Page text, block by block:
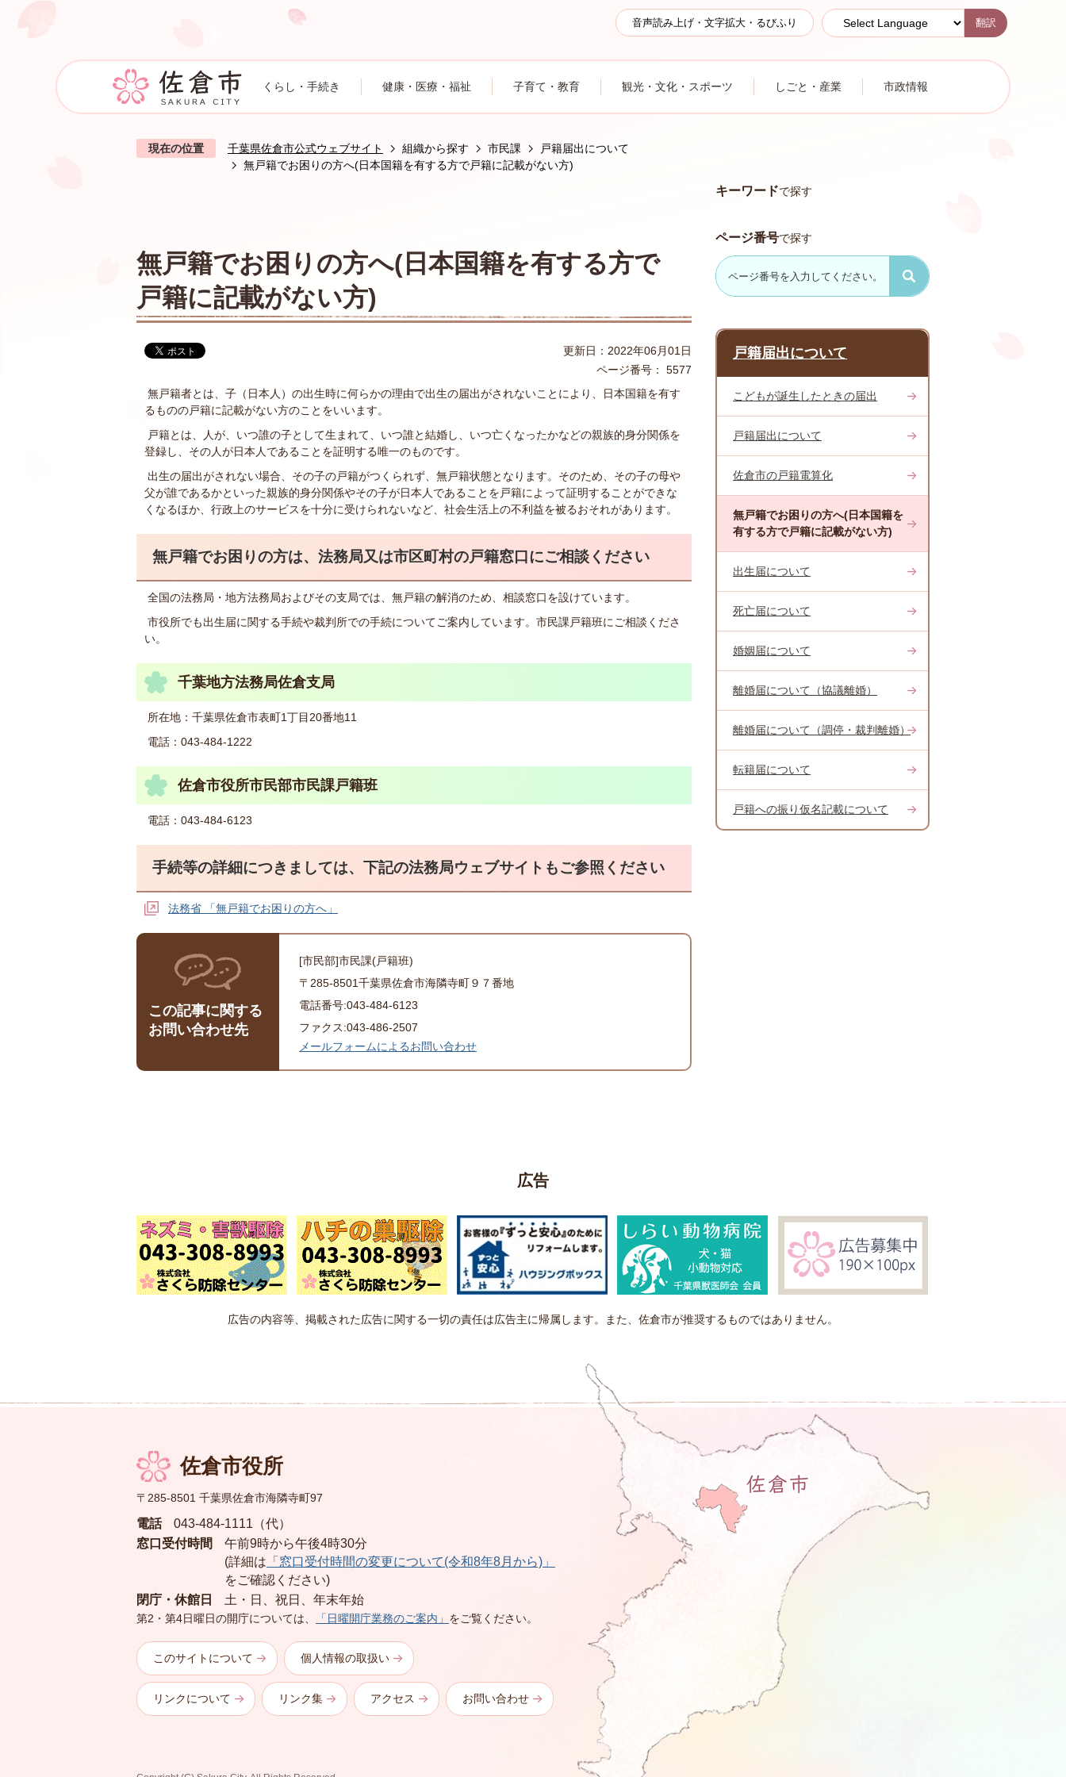
音声読み上げ・文字拡大・るびふり 翻訳
くらし・手続き 健康・医療・福祉 子育て・教育 観光・文化・スポーツ しごと・産業 市政情報
現在の位置 千葉県佐倉市公式ウェブサイト 組織から探す 市民課
戸籍届出について
無戸籍でお困りの方へ(日本国籍を有する方で戸籍に記載がない方)
無戸籍でお困りの方へ(日本国籍を有する方で
戸籍に記載がない方)
更新日：2022年06月01日
ページ番号：
5577
無戸籍者とは、子（日本人）の出生時に何らかの理由で出生の届出がされないことにより、日本国籍を有す
るものの戸籍に記載がない方のことをいいます。
戸籍とは、人が、いつ誰の子として生まれて、いつ誰と結婚し、いつ亡くなったかなどの親族的身分関係を
登録し、その人が日本人であることを証明する唯一のものです。
出生の届出がされない場合、その子の戸籍がつくられず、無戸籍状態となります。そのため、その子の母や
父が誰であるかといった親族的身分関係やその子が日本人であることを戸籍によって証明することができな
くなるほか、行政上のサービスを十分に受けられないなど、社会生活上の不利益を被るおそれがあります。
無戸籍でお困りの方は、法務局又は市区町村の戸籍窓口にご相談ください
全国の法務局・地方法務局およびその支局では、無戸籍の解消のため、相談窓口を設けています。
市役所でも出生届に関する手続や裁判所での手続についてご案内しています。市民課戸籍班にご相談くださ
い。
千葉地方法務局佐倉支局
所在地：千葉県佐倉市表町1丁目20番地11
電話：043-484-1222
佐倉市役所市民部市民課戸籍班
電話：043-484-6123
手続等の詳細につきましては、下記の法務局ウェブサイトもご参照ください
法務省 「無戸籍でお困りの方へ」
この記事に関する
お問い合わせ先
[市民部]市民課(戸籍班)
〒285-8501千葉県佐倉市海隣寺町９７番地
電話番号:043-484-6123
ファクス:043-486-2507
メールフォームによるお問い合わせ
キーワードで探す
ページ番号で探す
戸籍届出について
こどもが誕生したときの届出
戸籍届出について
佐倉市の戸籍電算化
無戸籍でお困りの方へ(日本国籍を
有する方で戸籍に記載がない方)
出生届について
死亡届について
婚姻届について
離婚届について（協議離婚）
離婚届について（調停・裁判離婚）
転籍届について
戸籍への振り仮名記載について
広告
広告の内容等、掲載された広告に関する一切の責任は広告主に帰属します。また、佐倉市が推奨するものではありません。
佐倉市役所
〒285-8501 千葉県佐倉市海隣寺町97
電話
043-484-1111（代）
窓口受付時間
午前9時から午後4時30分
(詳細は 「窓口受付時間の変更について(令和8年8月から)」
をご確認ください)
閉庁・休館日
土・日、祝日、年末年始
第2・第4日曜日の開庁については、 「日曜開庁業務のご案内」 をご覧ください。
このサイトについて 個人情報の取扱い
リンクについて リンク集 アクセス お問い合わせ